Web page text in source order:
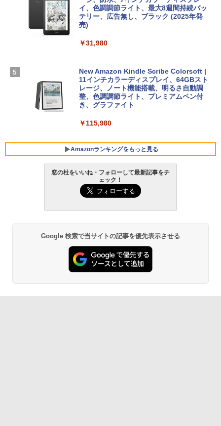
【Amazon.co.jp限定】 HP ノートパソコ
ン 15-fd 15.6インチ 16GBメモリ 512GB
FMV ノートパソコン WE1-K3 (MS 365 P
ersonal/Copilotキー搭載/Win 11/15.6型/
Core i5/16GB/SSD 512GB/ホワイト) FM
VWK3E15W_AZ
￥139,880
￥1,600
ト): Java & Bedrock Edition | オンライ
￥3,600
FM TOWNS ハイパー・カタログ: 本体ハ
ェクトリストと最新エミュレータ紹介
イ、色調調節ライト、最大8週間持続バッ
テリー、広告無し、ブラック (2025年発
売)
￥31,980
New Amazon Kindle Scribe Colorsoft |
11インチカラーディスプレイ、64GBスト
レージ、ノート機能搭載、明るさ自動調
整、色調調節ライト、プレミアムペン付
き、グラファイト
￥115,980
Amazonランキングをもっと見る
窓の杜をいいね・フォローして最新記事をチ
ェック！
Google 検索で当サイトの記事を優先表示させる